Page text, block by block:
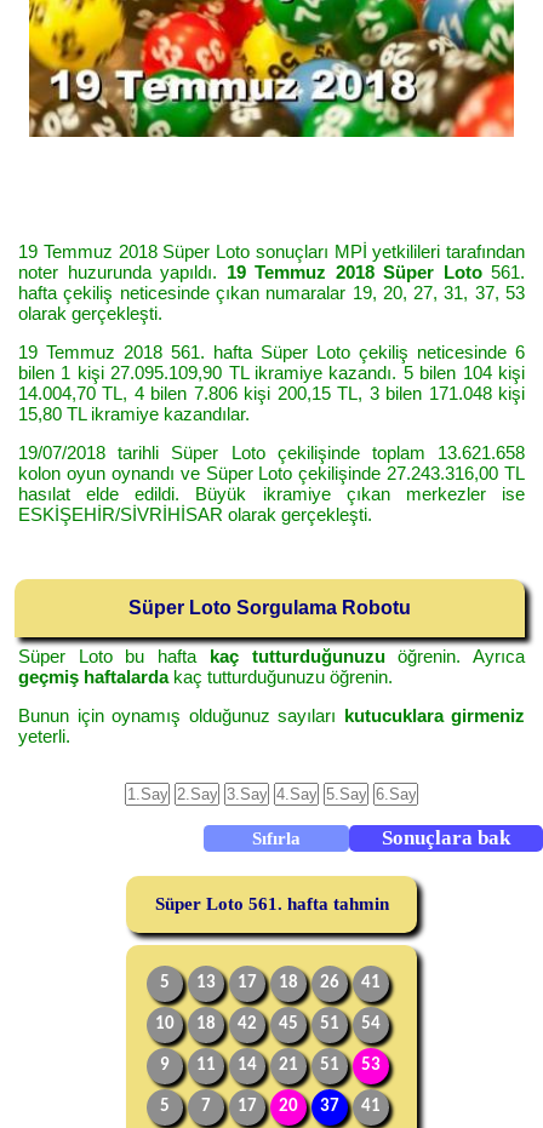
19 Temmuz 2018 Süper Loto sonuçları MPİ yetkilileri tarafından
noter huzurunda yapıldı. 19 Temmuz 2018 Süper Loto561.
hafta çekiliş neticesinde çıkan numaralar 19, 20, 27, 31, 37, 53
olarak gerçekleşti.
19 Temmuz 2018 561. hafta Süper Loto çekiliş neticesinde 6
bilen 1 kişi 27.095.109,90 TL ikramiye kazandı. 5 bilen 104 kişi
14.004,70 TL, 4 bilen 7.806 kişi 200,15 TL, 3 bilen 171.048 kişi
15,80 TL ikramiye kazandılar.
19/07/2018 tarihli Süper Loto çekilişinde toplam 13.621.658
kolon oyun oynandı ve Süper Loto çekilişinde 27.243.316,00 TL
hasılat elde edildi. Büyük ikramiye çıkan merkezler ise
ESKİŞEHİR/SİVRİHİSAR olarak gerçekleşti.
Süper Loto Sorgulama Robotu
Süper Loto bu hafta kaç tutturduğunuzuöğrenin. Ayrıca
geçmiş haftalardakaç tutturduğunuzu öğrenin.
Bunun için oynamış olduğunuz sayıları kutucuklara girmeniz
yeterli.
Süper Loto 561. hafta tahmin
5 13 17 18 26 41
10 18 42 45 51 54
9 11 14 21 51 53
5 7 17 20 37 41